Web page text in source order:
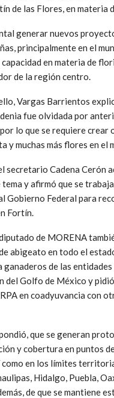
de las Flores, en materia
generar nuevos
principalmente en el
en materia de
de la región centro.
Vargas Barrientos
fue olvidada por
lo que se requiere crear
y muchas más flores en el
secretario Cadena Cerón
y afirmó que se
Gobierno Federal para
Fortín.
de MORENA
abigeato en todo el
ganaderos de las
del Golfo de México y
en coadyuvancia con
que se generan
y cobertura en puntos
como en los límites
Hidalgo, Puebla,
de que se mantiene